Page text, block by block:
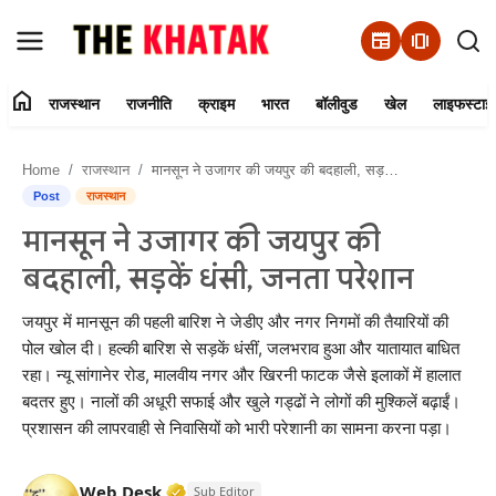
newspaper amp_stories
Contact Us
राजस्थान
क्राइम
भारत
बॉलीवुड
home राजस्थान राजनीति क्राइम भारत बॉलीवुड खेल
Home राजस्थान मानसून ने उजागर की जयपुर की बदहाली, सड़कें धंसी, जनता परेशान
Post राजस्थान
मानसून ने उजागर की जयपुर की
बदहाली, सड़कें धंसी, जनता परेशान
जयपुर में मानसून की पहली बारिश ने जेडीए और नगर निगमों की तैयारियों की
पोल खोल दी। हल्की बारिश से सड़कें धंसीं, जलभराव हुआ और यातायात बाधित
रहा। न्यू सांगानेर रोड, मालवीय नगर और खिरनी फाटक जैसे इलाकों में हालात
बदतर हुए। नालों की अधूरी सफाई और खुले गड्ढों ने लोगों की मुश्किलें बढ़ाईं।
प्रशासन की लापरवाही से निवासियों को भारी परेशानी का सामना करना पड़ा।
Web Desk Verified Media or Organization • 11
Sub Editor